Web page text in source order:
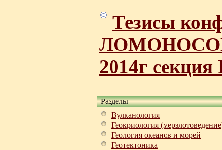
Тезисы
2014г секция
Разделы
Вулканология
Геокриология
Геология океанов и морей
Геотектоника